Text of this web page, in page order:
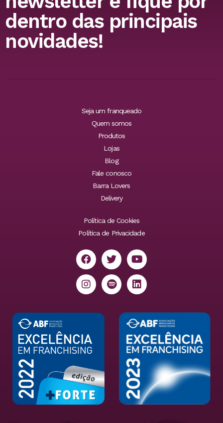
dentro das principais
novidades!
Seja um franqueado
Quem somos
Produtos
Lojas
Blog
Fale conosco
Barra Lovers
Delivery
Política de Cookies
Política de Privacidade